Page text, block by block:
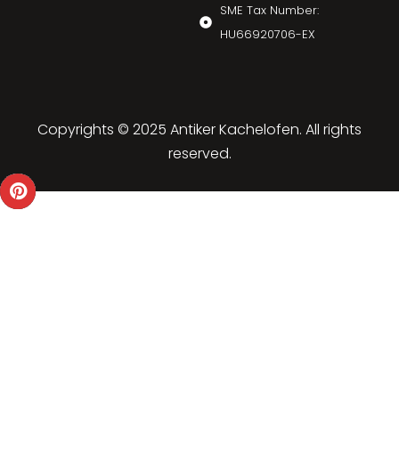
SME Tax Number:
HU66920706-EX
Copyrights © 2025 Antiker Kachelofen. All rights
reserved.